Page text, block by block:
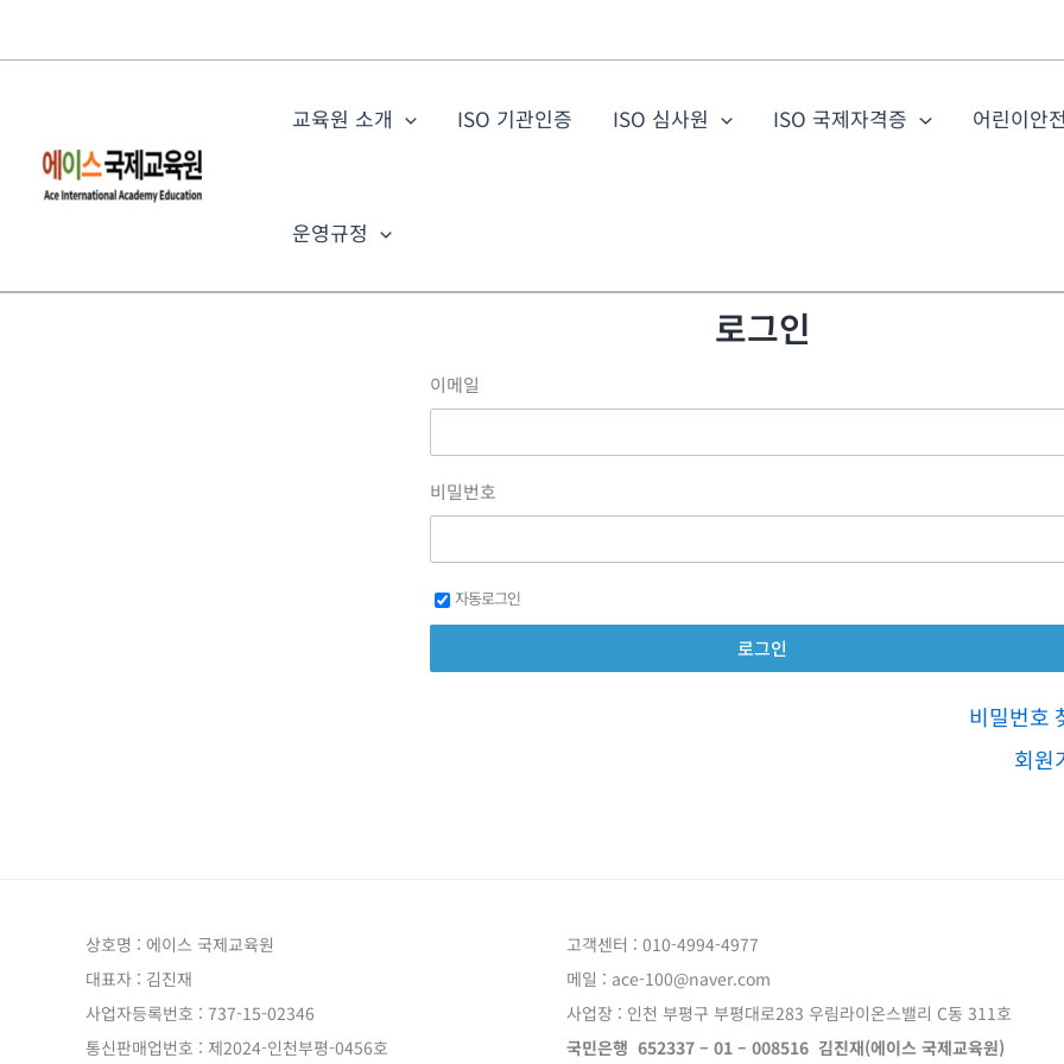
교육원 소개 ISO 기관인증 ISO 심사원 ISO 국제자격증 어린이안
운영규정
로그인
이메일
비밀번호
자동로그인
비밀번호
회원
상호명 : 에이스 국제교육원
대표자 : 김진재
사업자등록번호 : 737-15-02346
통신판매업번호 : 제2024-인천부평-0456호
고객센터 : 010-4994-4977
메일 : ace-100@naver.com
사업장 : 인천 부평구 부평대로283 우림라이온스밸리 C동 311호
국민은행 652337 – 01 – 008516 김진재(에이스 국제교육원)